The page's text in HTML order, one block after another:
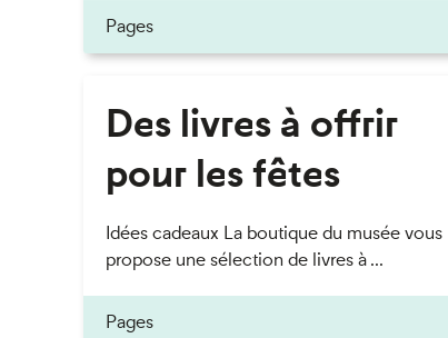
Pages
Des livres à offrir
pour les fêtes
Idées cadeaux La boutique du musée vous
propose une sélection de livres à ...
Pages